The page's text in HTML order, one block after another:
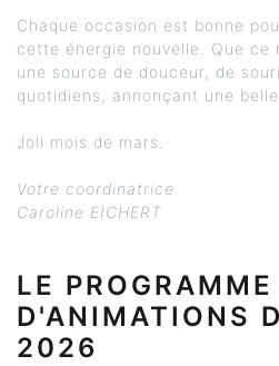
Chaque occasion est bonne
cette énergie nouvelle. Que ce
une source de douceur, de
quotidiens, annonçant une
Joli mois de mars.
Votre coordinatrice
Caroline EICHERT
LE PROGRAMME
D'ANIMATIONS
2026